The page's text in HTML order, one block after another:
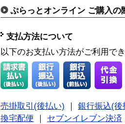
ぷらっとオンライン ご購入の
支払方法について
以下のお支払い方法がご利用で
売掛取引(後払い)
銀行振込(後
換宅配便
セブンイレブン決済